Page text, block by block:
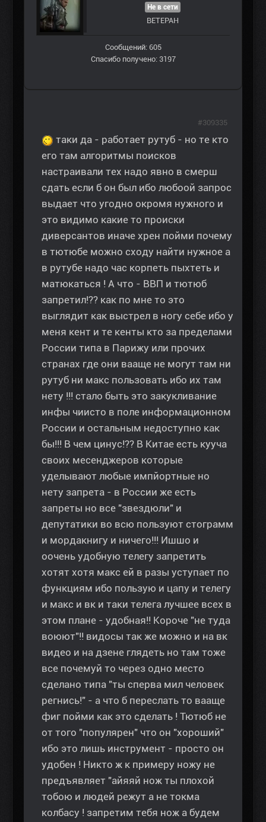
Не в сети
ВЕТЕРАН
Сообщений: 605
Спасибо получено: 3197
таки да - работает рутуб - но те кто
его там алгоритмы поисков
настраивали тех надо явно в смерш
сдать если б он был ибо любоой запрос
выдает что угодно окромя нужного и
это видимо какие то происки
диверсантов иначе хрен пойми почему
в тютюбе можно сходу найти нужное а
в рутубе надо час корпеть пыхтеть и
матюкаться ! А что - ВВП и тютюб
запретил!?? как по мне то это
выглядит как выстрел в ногу себе ибо у
меня кент и те кенты кто за пределами
России типа в Парижу или прочих
странах где они вааще не могут там ни
рутуб ни макс пользовать ибо их там
нету !!! стало быть это закукливание
инфы чиисто в поле информационном
России и остальным недоступно как
бы!!! В чем цинус!?? В Китае есть кууча
своих месенджеров которые
уделывают любые импйортные но
нету запрета - в России же есть
запреты но все "звездюли" и
депутатики во всю пользуют стограмм
и мордакнигу и ничего!!! Ишшо и
оочень удобную телегу запретить
хотят хотя макс ей в разы уступает по
функциям ибо пользую и цапу и телегу
и макс и вк и таки телега лучшее всех в
этом плане - удобная!! Короче "не туда
воюют"!! видосы так же можно и на вк
видео и на дзене глядеть но там тоже
все почемуй то через одно место
сделано типа "ты сперва мил человек
регнись!" - а что б переслать то вааще
фиг пойми как это сделать ! Тютюб не
от того "популярен" что он "хороший"
ибо это лишь инструмент - просто он
удобен ! Никто ж к примеру ножу не
предъявляет "айяяй нож ты плохой
тобою и людей режут а не токма
колбасу ! запретим тебя нож а будем
#309335